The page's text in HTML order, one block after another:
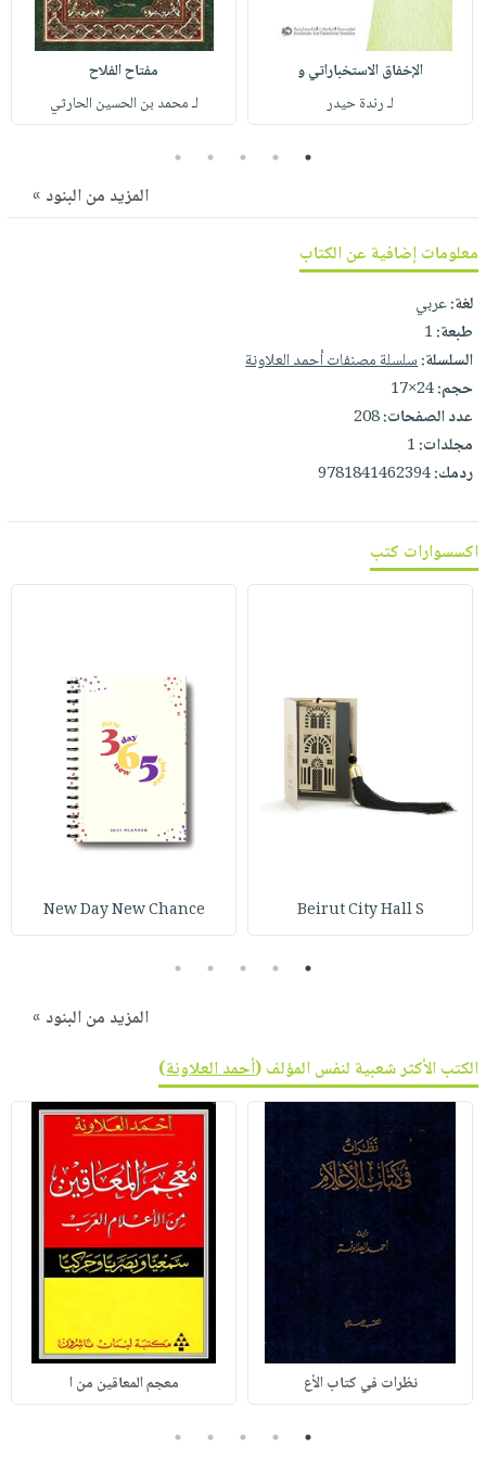
أطفال
مناسبات
فيديوهات
أسئلة
يتكرر
كتابك
تواصل
معنا
التسوقالإخفاق الاستخباراتي و
لـ رندة حيدر
مفتاح الفلاح
لـ محمد بن الحسين الحارثي
1
2
3
4
5
المزيد من البنود »
معلومات إضافية عن الكتاب
لغة:عربي
طبعة:1
السلسلة:سلسلة مصنفات أحمد العلاونة
حجم:24×17
عدد الصفحات:208
مجلدات:1
ردمك:9781841462394
اكسسوارات كتب
Beirut City Hall S
New Day New Chance
1
2
3
4
5
المزيد من البنود »
الكتب الأكثر شعبية لنفس المؤلف (أحمد العلاونة)
نظرات في كتاب الأع معجم المعاقين من ا
1
2
3
4
5